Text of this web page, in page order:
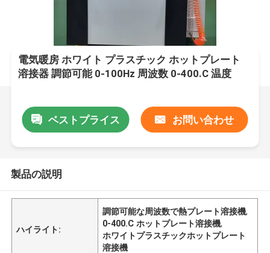
電気暖房 ホワイト プラスチック ホットプレート
溶接器 調節可能 0-100Hz 周波数 0-400.C 温度
ベストプライス お問い合わせ
製品の説明
ハイライト:
調節可能な周波数で熱プレート溶接機,
0-400.C ホットプレート溶接機,
ホワイトプラスチックホットプレート
溶接機